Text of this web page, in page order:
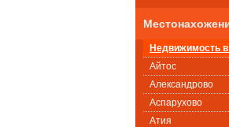
Недвижимость
Айтос
Александрово
Аспарухово
Атия